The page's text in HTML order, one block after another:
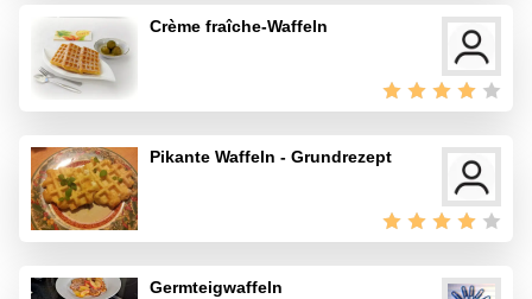
Crème fraîche-Waffeln
Pikante Waffeln - Grundrezept
Germteigwaffeln